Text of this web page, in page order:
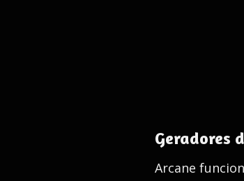
Geradores
Arcane